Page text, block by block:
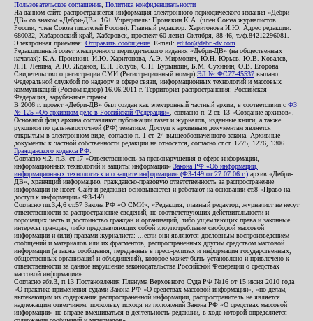
Пользовательское соглашение Политика конфиденциальности
На данном сайте распространяется информация электронного периодического издания «Дебри-
ДВ» со знаком «Дебри-ДВ». 16+ Учредитель: Пронякин К.А. (член Союза журналистов
России, член Союза писателей России). Главный редактор: Харитонова И.Ю. Адрес редакции:
680032, Хабаровский край, Хабаровск, проспект 60-летия Октября, 88-46, т./ф.84212296081.
Электронная приемная: Отправить сообщение . E-mail: editor@debri-dv.com
Редакционный совет электронного периодического издания «Дебри-ДВ» (на общественных
началах): К.А. Пронякин, И.Ю. Харитонова, А.Э. Мирмович, Ю.Н. Юрьев, Ю.В. Ковалев,
Л.Н. Левина, А.Ю. Жданов, Е.Н. Голубь, С.Н. Бурындин, Б.М. Сухинин, О.В. Егорова
Свидетельство о регистрации СМИ (Регистрационный номер) ЭЛ № ФС77-45537 выдано
Федеральной службой по надзору в сфере связи, информационных технологий и массовых
коммуникаций (Роскомнадзор) 16.06.2011 г. Территория распространения: Российская
Федерация, зарубежные страны.
В 2006 г. проект «Дебри-ДВ» был создан как электронный частный архив, в соответствии с ФЗ
№ 125 «Об архивном деле в Российской Федерации» , согласно п. 2 ст. 13 «Создание архивов».
Основной фонд архива составляют публикации газет и журналов, изданные книги, а также
рукописи по дальневосточной (РФ) тематике. Доступ к архивным документам является
открытым в электронном виде, согласно п. 1 ст. 24 вышеобозначенного закона. Архивные
документы к частной собственности редакции не относятся, согласно ст.ст. 1275, 1276, 1306
Гражданского кодекса РФ
Согласно ч.2. п.3. ст.17 «Ответственность за правонарушения в сфере информации,
информационных технологий и защиты информации» Закона РФ «Об информации,
информационных технологиях и о защите информации» (ФЗ-149 от 27.07.06 г.) архив «Дебри-
ДВ», хранящий информацию, гражданско-правовую ответственность за распространение
информации не несет. Сайт и редакция основываются и работают на основании ст.8 «Право на
доступ к информации» ФЗ-149.
Согласно пп.3,4,6 ст.57 Закона РФ «О СМИ», «Редакция, главный редактор, журналист не несут
ответственности за распространение сведений, не соответствующих действительности и
порочащих честь и достоинство граждан и организаций, либо ущемляющих права и законные
интересы граждан, либо представляющих собой злоупотребление свободой массовой
информации и (или) правами журналиста: ...если они являются дословным воспроизведением
сообщений и материалов или их фрагментов, распространенных другим средством массовой
информации (а также сообщения, переданные в пресс-релизах и информация государственных,
общественных организаций и объединений), которое может быть установлено и привлечено к
ответственности за данное нарушение законодательства Российской Федерации о средствах
массовой информации».
Согласно абз.3, п.13 Постановления Пленума Верховного Суда РФ №16 от 15 июня 2010 года
«О практике применения судами Закона РФ «О средствах массовой информации», «по делам,
вытекающим из содержания распространенной информации, распространитель не является
надлежащим ответчиком, поскольку исходя из положений Закона РФ «О средствах массовой
информации» не вправе вмешиваться в деятельность редакции, в ходе которой определяется